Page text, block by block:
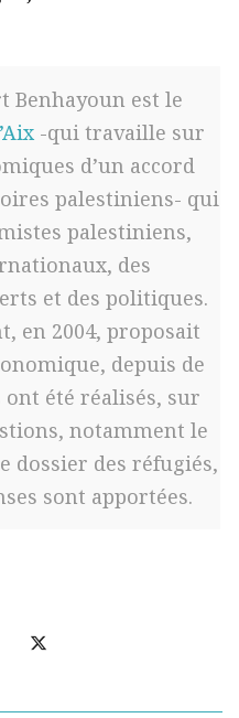
Benhayoun est le
-qui travaille sur
d’un accord
palestiniens- qui
palestiniens,
des
et des politiques.
en 2004, proposait
depuis de
été réalisés, sur
notamment le
dossier des réfugiés,
sont apportées.